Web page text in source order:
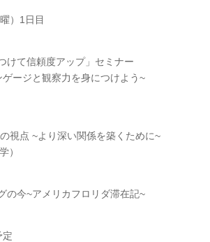
）1日目
けて信頼度アップ」セミナー
ゲージと観察力を身につけよう~
視点 ~より深い関係を築くために~
）
の今~アメリカフロリダ滞在記~
定